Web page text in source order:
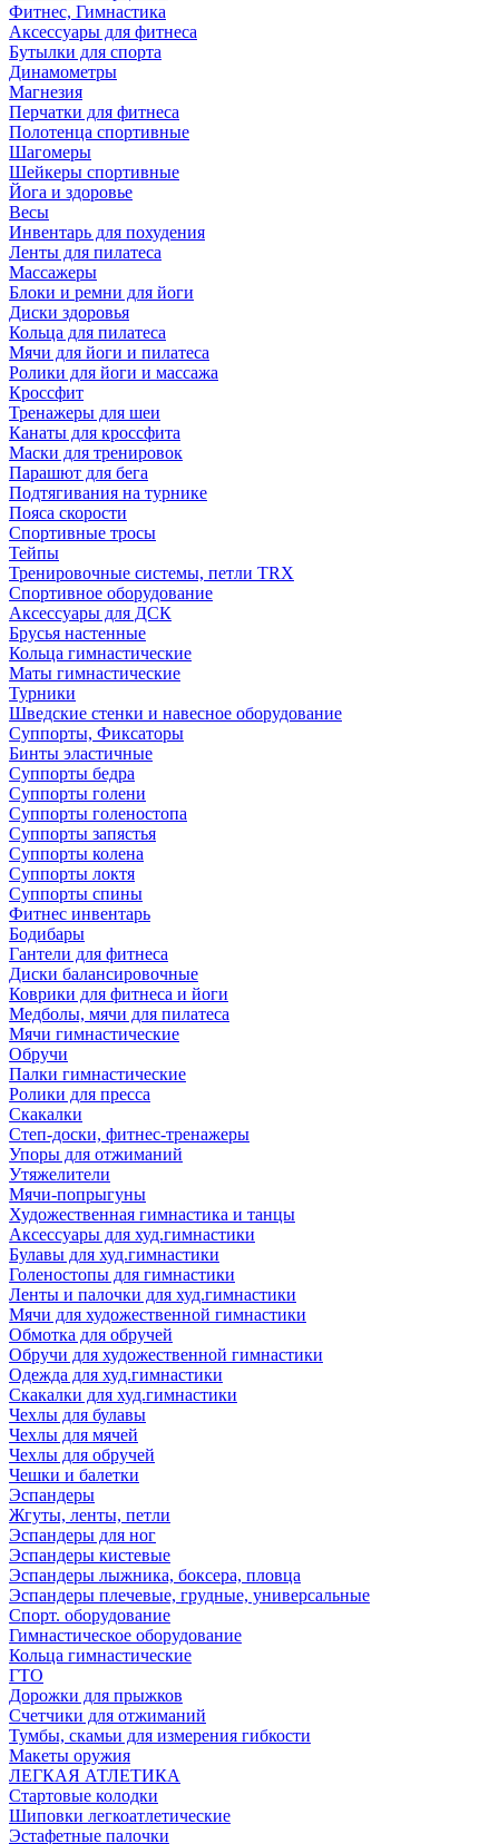
Фитнес, Гимнастика
Аксессуары для фитнеса
Бутылки для спорта
Динамометры
Магнезия
Перчатки для фитнеса
Полотенца спортивные
Шагомеры
Шейкеры спортивные
Йога и здоровье
Весы
Инвентарь для похудения
Ленты для пилатеса
Массажеры
Блоки и ремни для йоги
Диски здоровья
Кольца для пилатеса
Мячи для йоги и пилатеса
Ролики для йоги и массажа
Кроссфит
Тренажеры для шеи
Канаты для кроссфита
Маски для тренировок
Парашют для бега
Подтягивания на турнике
Пояса скорости
Спортивные тросы
Тейпы
Тренировочные системы, петли TRX
Спортивное оборудование
Аксессуары для ДСК
Брусья настенные
Кольца гимнастические
Маты гимнастические
Турники
Шведские стенки и навесное оборудование
Суппорты, Фиксаторы
Бинты эластичные
Суппорты бедра
Суппорты голени
Суппорты голеностопа
Суппорты запястья
Суппорты колена
Суппорты локтя
Суппорты спины
Фитнес инвентарь
Бодибары
Гантели для фитнеса
Диски балансировочные
Коврики для фитнеса и йоги
Медболы, мячи для пилатеса
Мячи гимнастические
Обручи
Палки гимнастические
Ролики для пресса
Скакалки
Степ-доски, фитнес-тренажеры
Упоры для отжиманий
Утяжелители
Мячи-попрыгуны
Художественная гимнастика и танцы
Аксессуары для худ.гимнастики
Булавы для худ.гимнастики
Голеностопы для гимнастики
Ленты и палочки для худ.гимнастики
Мячи для художественной гимнастики
Обмотка для обручей
Обручи для художественной гимнастики
Одежда для худ.гимнастики
Скакалки для худ.гимнастики
Чехлы для булавы
Чехлы для мячей
Чехлы для обручей
Чешки и балетки
Эспандеры
Жгуты, ленты, петли
Эспандеры для ног
Эспандеры кистевые
Эспандеры лыжника, боксера, пловца
Эспандеры плечевые, грудные, универсальные
Спорт. оборудование
Гимнастическое оборудование
Кольца гимнастические
ГТО
Дорожки для прыжков
Счетчики для отжиманий
Тумбы, скамьи для измерения гибкости
Макеты оружия
ЛЕГКАЯ АТЛЕТИКА
Стартовые колодки
Шиповки легкоатлетические
Эстафетные палочки